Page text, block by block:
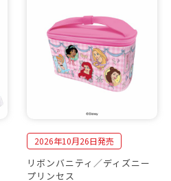
2026年10月26日発売
リボンバニティ／ディズニー
プリンセス